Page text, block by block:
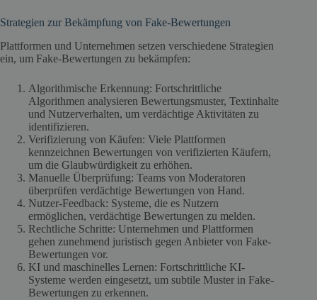
Strategien zur Bekämpfung von Fake-Bewertungen
Plattformen und Unternehmen setzen verschiedene Strategien
ein, um Fake-Bewertungen zu bekämpfen:
Algorithmische Erkennung: Fortschrittliche
Algorithmen analysieren Bewertungsmuster, Textinhalte
und Nutzerverhalten, um verdächtige Aktivitäten zu
identifizieren.
Verifizierung von Käufen: Viele Plattformen
kennzeichnen Bewertungen von verifizierten Käufern,
um die Glaubwürdigkeit zu erhöhen.
Manuelle Überprüfung: Teams von Moderatoren
überprüfen verdächtige Bewertungen von Hand.
Nutzer-Feedback: Systeme, die es Nutzern
ermöglichen, verdächtige Bewertungen zu melden.
Rechtliche Schritte: Unternehmen und Plattformen
gehen zunehmend juristisch gegen Anbieter von Fake-
Bewertungen vor.
KI und maschinelles Lernen: Fortschrittliche KI-
Systeme werden eingesetzt, um subtile Muster in Fake-
Bewertungen zu erkennen.